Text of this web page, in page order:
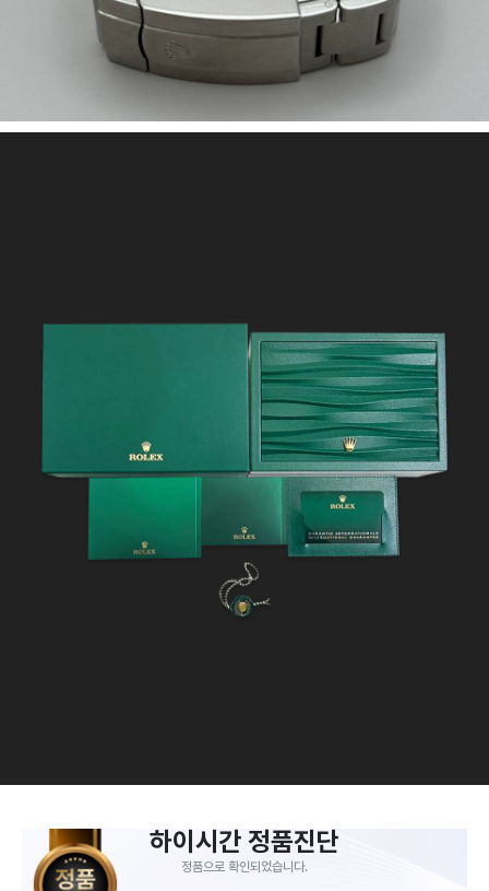
하이시간 정품진단
정품으로 확인되었습니다.